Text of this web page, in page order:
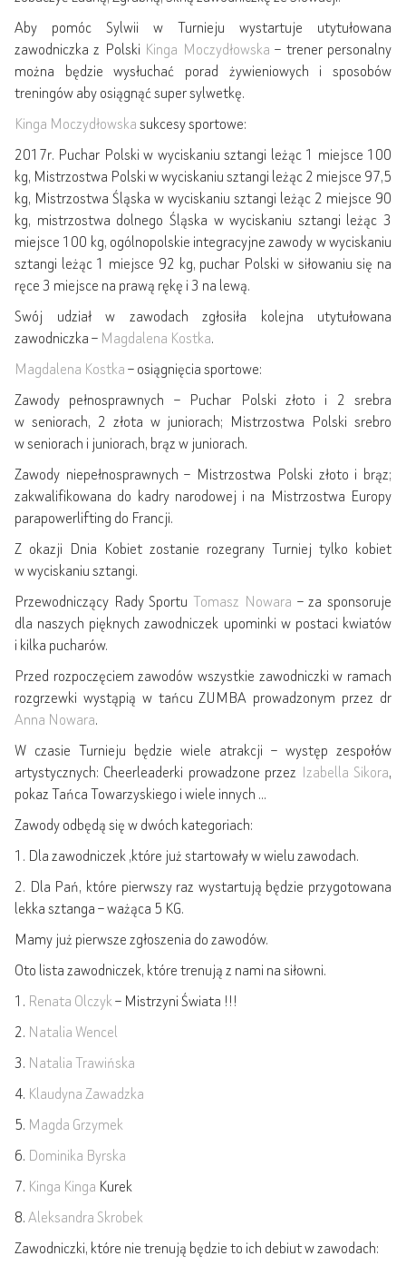
Aby pomóc Sylwii w Turnieju wystartuje utytułowana
zawodniczka z Polski Kinga Moczydłowska – trener personalny
można będzie wysłuchać porad żywieniowych i sposobów
treningów aby osiągnąć super sylwetkę.
Kinga Moczydłowskasukcesy sportowe:
2017r. Puchar Polski w wyciskaniu sztangi leżąc 1 miejsce 100
kg, Mistrzostwa Polski w wyciskaniu sztangi leżąc 2 miejsce 97,5
kg, Mistrzostwa Śląska w wyciskaniu sztangi leżąc 2 miejsce 90
kg, mistrzostwa dolnego Śląska w wyciskaniu sztangi leżąc 3
miejsce 100 kg, ogólnopolskie integracyjne zawody w wyciskaniu
sztangi leżąc 1 miejsce 92 kg, puchar Polski w siłowaniu się na
ręce 3 miejsce na prawą rękę i 3 na lewą.
Swój udział w zawodach zgłosiła kolejna utytułowana
zawodniczka – Magdalena Kostka.
Magdalena Kostka– osiągnięcia sportowe:
Zawody pełnosprawnych – Puchar Polski złoto i 2 srebra
w seniorach, 2 złota w juniorach; Mistrzostwa Polski srebro
w seniorach i juniorach, brąz w juniorach.
Zawody niepełnosprawnych – Mistrzostwa Polski złoto i brąz;
zakwalifikowana do kadry narodowej i na Mistrzostwa Europy
parapowerlifting do Francji.
Z okazji Dnia Kobiet zostanie rozegrany Turniej tylko kobiet
w wyciskaniu sztangi.
Przewodniczący Rady SportuTomasz Nowara – za sponsoruje
dla naszych pięknych zawodniczek upominki w postaci kwiatów
i kilka pucharów.
Przed rozpoczęciem zawodów wszystkie zawodniczki w ramach
rozgrzewki wystąpią w tańcu ZUMBA prowadzonym przez dr
Anna Nowara.
W czasie Turnieju będzie wiele atrakcji – występ zespołów
artystycznych: Cheerleaderki prowadzone przez Izabella Sikora,
pokaz Tańca Towarzyskiego i wiele innych …
Zawody odbędą się w dwóch kategoriach:
1. Dla zawodniczek ,które już startowały w wielu zawodach.
2. Dla Pań, które pierwszy raz wystartują będzie przygotowana
lekka sztanga – ważąca 5 KG.
Mamy już pierwsze zgłoszenia do zawodów.
Oto lista zawodniczek, które trenują z nami na siłowni.
1. Renata Olczyk– Mistrzyni Świata !!!
2. Natalia Wencel
3. Natalia Trawińska
4. Klaudyna Zawadzka
5. Magda Grzymek
6. Dominika Byrska
7. Kinga Kinga Kurek
8.Aleksandra Skrobek
Zawodniczki, które nie trenują będzie to ich debiut w zawodach: